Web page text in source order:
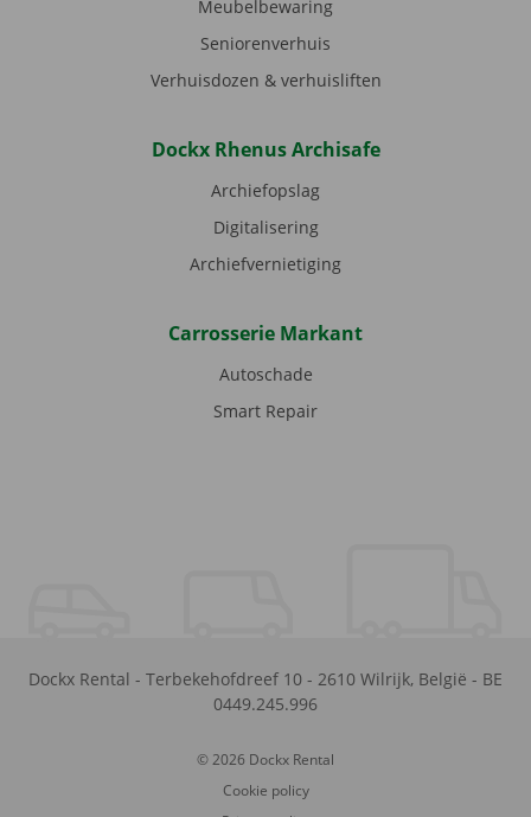
Meubelbewaring
Seniorenverhuis
Verhuisdozen & verhuisliften
Dockx Rhenus Archisafe
Archiefopslag
Digitalisering
Archiefvernietiging
Carrosserie Markant
Autoschade
Smart Repair
Dockx Rental - Terbekehofdreef 10 - 2610 Wilrijk, België - BE
0449.245.996
© 2026 Dockx Rental
Cookie policy